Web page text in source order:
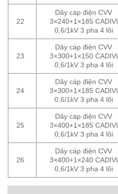
22
Dây cáp điện CVV
3×240+1×185 CADIVI
0,6/1kV 3 pha 4 lõi
23
Dây cáp điện CVV
3×300+1×150 CADIVI
0,6/1kV 3 pha 4 lõi
24
Dây cáp điện CVV
3×300+1×185 CADIVI
0,6/1kV 3 pha 4 lõi
25
Dây cáp điện CVV
3×400+1×185 CADIVI
0,6/1kV 3 pha 4 lõi
26
Dây cáp điện CVV
3×400+1×240 CADIVI
0,6/1kV 3 pha 4 lõi